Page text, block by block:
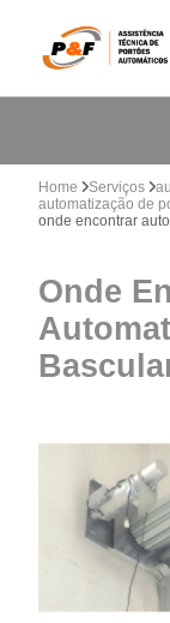
Home Serviços
automatização de
onde encontrar
Onde